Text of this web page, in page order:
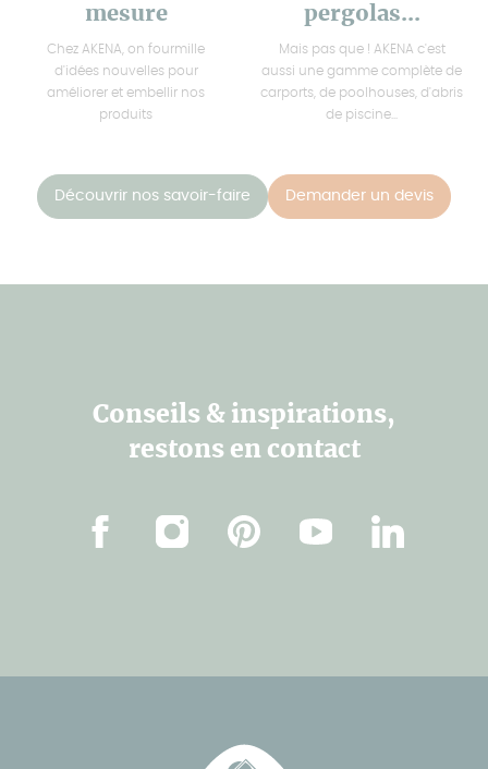
mesure
Chez AKENA, on fourmille
d'idées nouvelles pour
améliorer et embellir nos
produits
pergolas...
Mais pas que ! AKENA c'est
aussi une gamme complète de
carports, de poolhouses, d'abris
de piscine...
Découvrir nos savoir-faire Demander un devis
Conseils & inspirations,
restons en contact
FacebookInstagramPinterestYoutube